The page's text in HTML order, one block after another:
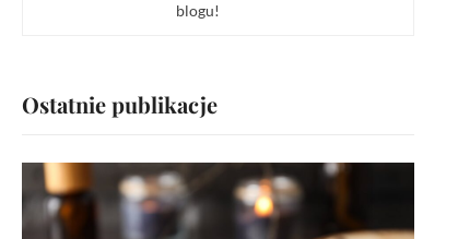
blogu!
Ostatnie publikacje